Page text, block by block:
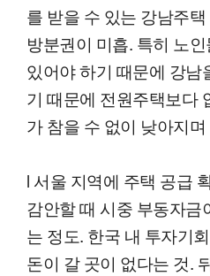
를 받을 수 있는 강남주
방분권이 미흡. 특히 노
있어야 하기 때문에 강남
기 때문에 전원주택보다
가 참을 수 없이 낮아지
l 서울 지역에 주택 공급
감안할 때 시중 부동자금
는 정도. 한국 내 투자기
돈이 갈 곳이 없다는 것.